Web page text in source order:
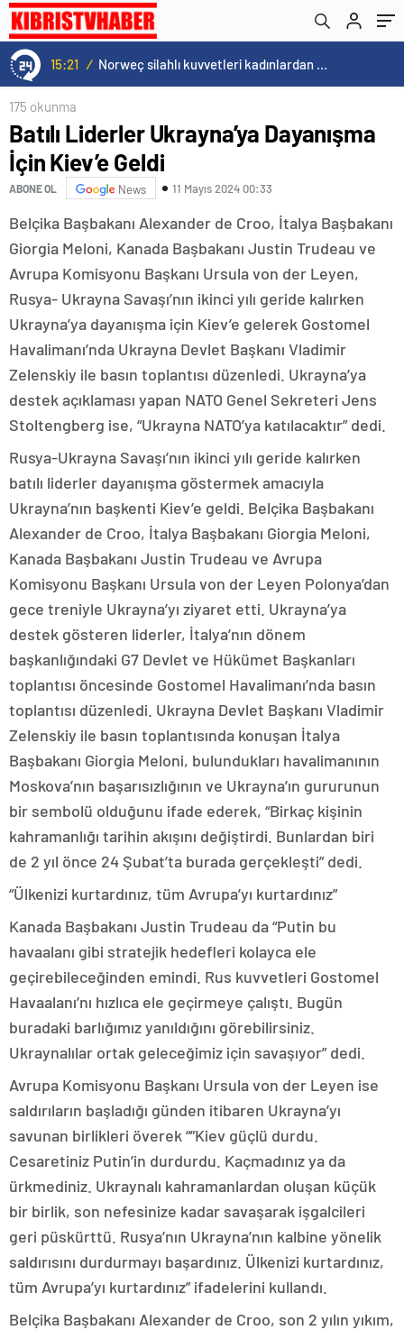
15:21 / Norweç silahlı kuvvetleri kadınlardan oluşan özel kuvvetler eğitimlerini başlattı.
175 okunma
Batılı Liderler Ukrayna’ya Dayanışma
İçin Kiev’e Geldi
ABONE OL News 11 Mayıs 2024 00:33
Belçika Başbakanı Alexander de Croo, İtalya Başbakanı
Giorgia Meloni, Kanada Başbakanı Justin Trudeau ve
Avrupa Komisyonu Başkanı Ursula von der Leyen,
Rusya- Ukrayna Savaşı’nın ikinci yılı geride kalırken
Ukrayna’ya dayanışma için Kiev’e gelerek Gostomel
Havalimanı’nda Ukrayna Devlet Başkanı Vladimir
Zelenskiy ile basın toplantısı düzenledi. Ukrayna’ya
destek açıklaması yapan NATO Genel Sekreteri Jens
Stoltengberg ise, “Ukrayna NATO’ya katılacaktır” dedi.
Rusya-Ukrayna Savaşı’nın ikinci yılı geride kalırken
batılı liderler dayanışma göstermek amacıyla
Ukrayna’nın başkenti Kiev’e geldi. Belçika Başbakanı
Alexander de Croo, İtalya Başbakanı Giorgia Meloni,
Kanada Başbakanı Justin Trudeau ve Avrupa
Komisyonu Başkanı Ursula von der Leyen Polonya’dan
gece treniyle Ukrayna’yı ziyaret etti. Ukrayna’ya
destek gösteren liderler, İtalya’nın dönem
başkanlığındaki G7 Devlet ve Hükümet Başkanları
toplantısı öncesinde Gostomel Havalimanı’nda basın
toplantısı düzenledi. Ukrayna Devlet Başkanı Vladimir
Zelenskiy ile basın toplantısında konuşan İtalya
Başbakanı Giorgia Meloni, bulundukları havalimanının
Moskova’nın başarısızlığının ve Ukrayna’ın gururunun
bir sembolü olduğunu ifade ederek, “Birkaç kişinin
kahramanlığı tarihin akışını değiştirdi. Bunlardan biri
de 2 yıl önce 24 Şubat’ta burada gerçekleşti” dedi.
“Ülkenizi kurtardınız, tüm Avrupa’yı kurtardınız”
Kanada Başbakanı Justin Trudeau da “Putin bu
havaalanı gibi stratejik hedefleri kolayca ele
geçirebileceğinden emindi. Rus kuvvetleri Gostomel
Havaalanı’nı hızlıca ele geçirmeye çalıştı. Bugün
buradaki barlığımız yanıldığını görebilirsiniz.
Ukraynalılar ortak geleceğimiz için savaşıyor” dedi.
Avrupa Komisyonu Başkanı Ursula von der Leyen ise
saldırıların başladığı günden itibaren Ukrayna’yı
savunan birlikleri överek “”Kiev güçlü durdu.
Cesaretiniz Putin’in durdurdu. Kaçmadınız ya da
ürkmediniz. Ukraynalı kahramanlardan oluşan küçük
bir birlik, son nefesinize kadar savaşarak işgalcileri
geri püskürttü. Rusya’nın Ukrayna’nın kalbine yönelik
saldırısını durdurmayı başardınız. Ülkenizi kurtardınız,
tüm Avrupa’yı kurtardınız” ifadelerini kullandı.
Belçika Başbakanı Alexander de Croo, son 2 yılın yıkım,